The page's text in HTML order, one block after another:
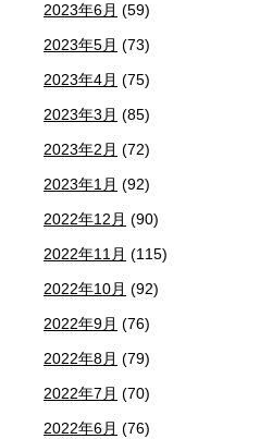
2023年6月 (59)
2023年5月 (73)
2023年4月 (75)
2023年3月 (85)
2023年2月 (72)
2023年1月 (92)
2022年12月 (90)
2022年11月 (115)
2022年10月 (92)
2022年9月 (76)
2022年8月 (79)
2022年7月 (70)
2022年6月 (76)